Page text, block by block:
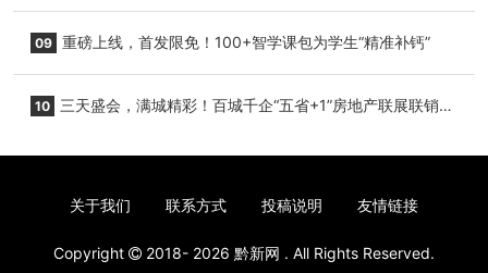
09 重磅上线，首发限免！100+智学课包为学生“精准补钙”
10 三天盛会，满城精彩！百城千企“五省+1”房地产联展联销活
关于我们 联系方式 投稿说明 友情链接
Copyright 2018- 2026 黔新网 . All Rights Reserved.